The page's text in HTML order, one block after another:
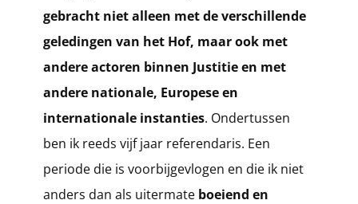
gebracht niet alleen met de verschillende
geledingen van het Hof, maar ook met
andere actoren binnen Justitie en met
andere nationale, Europese en
internationale instanties. Ondertussen
ben ik reeds vijf jaar referendaris. Een
periode die is voorbijgevlogen en die ik niet
anders dan als uitermate boeiend en